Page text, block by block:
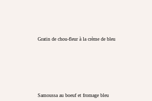
Gratin de chou-fleur à la crème de bleu
Samoussa au boeuf et fromage bleu